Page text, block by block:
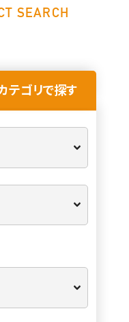
SEARCH
テゴリで探す